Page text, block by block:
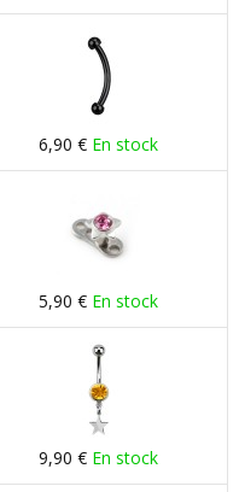
6,90 € En stock
5,90 € En stock
9,90 € En stock